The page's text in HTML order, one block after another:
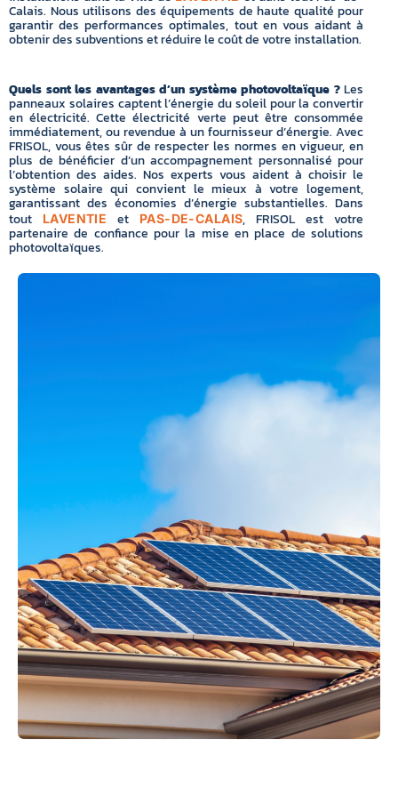
Calais. Nous utilisons des équipements de haute qualité pour
garantir des performances optimales, tout en vous aidant à
obtenir des subventions et réduire le coût de votre installation.
Quels sont les avantages d’un système photovoltaïque ?Les
panneaux solaires captent l’énergie du soleil pour la convertir
en électricité. Cette électricité verte peut être consommée
immédiatement, ou revendue à un fournisseur d’énergie. Avec
FRISOL, vous êtes sûr de respecter les normes en vigueur, en
plus de bénéficier d’un accompagnement personnalisé pour
l’obtention des aides. Nos experts vous aident à choisir le
système solaire qui convient le mieux à votre logement,
garantissant des économies d’énergie substantielles. Dans
tout
LAVENTIE et PAS-DE-CALAIS, FRISOL est votre
partenaire de confiance pour la mise en place de solutions
photovoltaïques.